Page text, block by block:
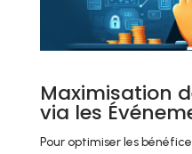
Maximisation
via les
Pour optimiser les